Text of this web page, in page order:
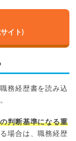
イト)
務経歴書を読み込
判断基準になる重
場合は、職務経歴